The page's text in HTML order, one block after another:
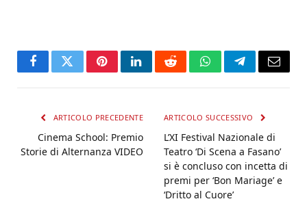
FacebookTwitterPinterestLinkedInRedditWhatsAppTelegramEmail
ARTICOLO PRECEDENTE
Cinema School: Premio
Storie di Alternanza VIDEO
ARTICOLO SUCCESSIVO
L’XI Festival Nazionale di
Teatro ‘Di Scena a Fasano’
si è concluso con incetta di
premi per ‘Bon Mariage’ e
‘Dritto al Cuore’